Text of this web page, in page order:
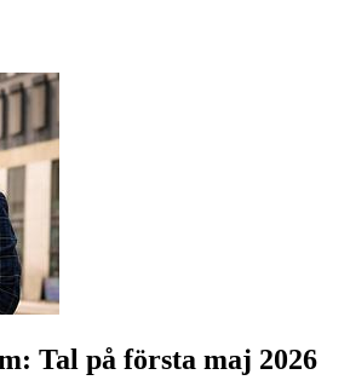
Tal på första maj 2026